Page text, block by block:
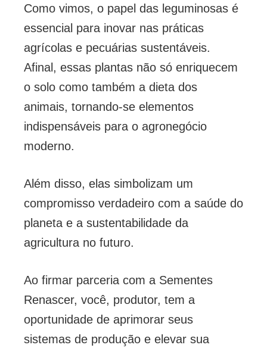
Como vimos, o papel das leguminosas é
essencial para inovar nas práticas
agrícolas e pecuárias sustentáveis.
Afinal, essas plantas não só enriquecem
o solo como também a dieta dos
animais, tornando-se elementos
indispensáveis para o agronegócio
moderno.
Além disso, elas simbolizam um
compromisso verdadeiro com a saúde do
planeta e a sustentabilidade da
agricultura no futuro.
Ao firmar parceria com a Sementes
Renascer, você, produtor, tem a
oportunidade de aprimorar seus
sistemas de produção e elevar sua